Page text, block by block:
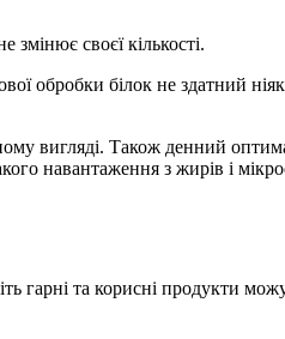
своєї кількості.
обробки білок не здатний
вигляді. Також денний
навантаження з жирів і
гарні та корисні продукти